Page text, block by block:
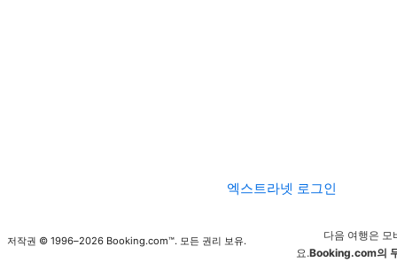
엑스트라넷 로그인
저작권 © 1996–2026 Booking.com™. 모든 권리 보유.
다음 여행은 모
요.Booking.com의